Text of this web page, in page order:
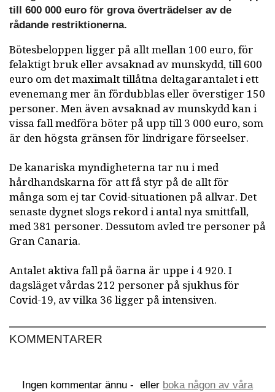
till 600 000 euro för grova överträdelser av de
rådande restriktionerna.
Bötesbeloppen ligger på allt mellan 100 euro, för
felaktigt bruk eller avsaknad av munskydd, till 600
euro om det maximalt tillåtna deltagarantalet i ett
evenemang mer än fördubblas eller överstiger 150
personer. Men även avsaknad av munskydd kan i
vissa fall medföra böter på upp till 3 000 euro, som
är den högsta gränsen för lindrigare förseelser.
De kanariska myndigheterna tar nu i med
hårdhandskarna för att få styr på de allt för
många som ej tar Covid-situationen på allvar. Det
senaste dygnet slogs rekord i antal nya smittfall,
med 381 personer. Dessutom avled tre personer på
Gran Canaria.
Antalet aktiva fall på öarna är uppe i 4 920. I
dagsläget vårdas 212 personer på sjukhus för
Covid-19, av vilka 36 ligger på intensiven.
KOMMENTARER
Ingen kommentar ännu - eller boka någon av våra